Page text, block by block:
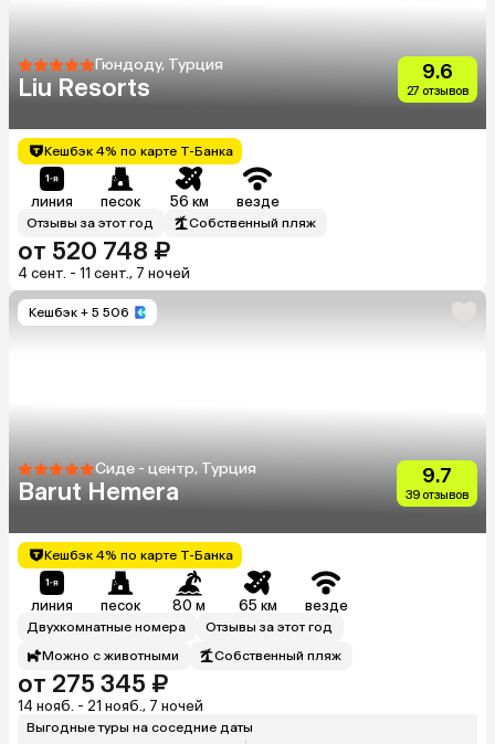
Гюндоду, Турция
Liu Resorts
9.6
27 отзывов
Кешбэк 4% по карте Т-Банка
линия песок 56 км везде
Отзывы за этот год Собственный пляж
от 520 748 ₽
4 сент. - 11 сент., 7 ночей
Кешбэк + 5 506
Сиде - центр, Турция
Barut Hemera
9.7
39 отзывов
Кешбэк 4% по карте Т-Банка
линия песок 80 м 65 км везде
Двухкомнатные номера
Отзывы за этот год
Можно с животными
Собственный пляж
от 275 345 ₽
14 нояб. - 21 нояб., 7 ночей
Выгодные туры на соседние даты